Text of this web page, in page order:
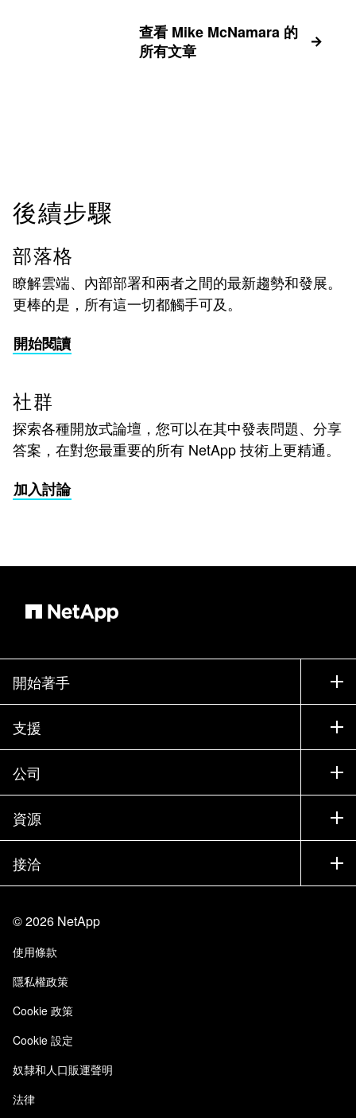
查看 Mike McNamara 的
所有文章
後續步驟
部落格
瞭解雲端、內部部署和兩者之間的最新趨勢和發展。
更棒的是，所有這一切都觸手可及。
開始閱讀
社群
探索各種開放式論壇，您可以在其中發表問題、分享
答案，在對您最重要的所有 NetApp 技術上更精通。
加入討論
開始著手
如何購買
聯絡銷售人員
尋找合作夥伴
試用產品
執行簡報
產品（依英文字母順序排列）
支援
支援
訓練
說明文件
知識庫
社群
公司
公司
合作夥伴
工作機會
信任中心
責任與永續
品質認證
NetApp Instaclustr
資源
新聞
活動
部落格
客戶使用經驗
客戶成功案例
接洽
網站意見反應
存取性
電子郵件訂閱
©2026 NetApp
使用條款
隱私權政策
Cookie 政策
Cookie 設定
奴隸和人口販運聲明
法律